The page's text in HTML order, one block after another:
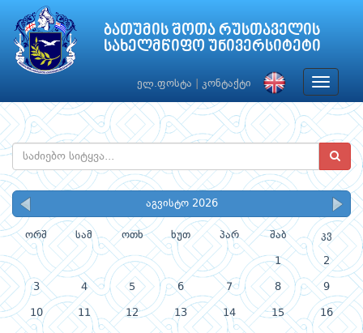
ბათუმის შოთა რუსთაველის
სახელმწიფო უნივერსიტეტი
ელ.ფოსტა კონტაქტი
Toggle
აგვისტო 2026
ორშ სამ ოთხ ხუთ პარ შაბ კვ
1 2
3 4 5 6 7 8 9
10 11 12 13 14 15 16